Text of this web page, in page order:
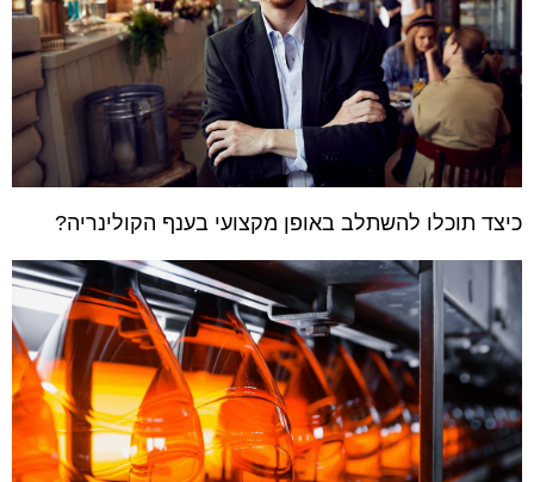
כיצד תוכלו להשתלב באופן מקצועי בענף הקולינריה?